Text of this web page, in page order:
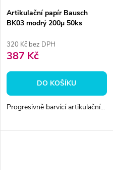
Artikulační papír Bausch
BK03 modrý 200µ 50ks
320 Kč bez DPH
387 Kč
DO KOŠÍKU
Progresivně barvící artikulační...